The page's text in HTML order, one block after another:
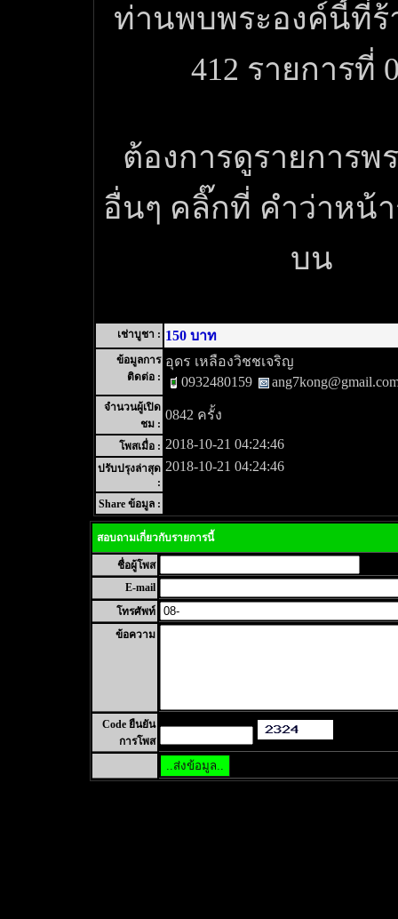
ท่านพบพระองค์นี้ที่ร้
412 รายการที่
ต้องการดูรายการพ
อื่นๆ คลิ๊กที่ คำว่าหน้
บน
เช่าบูชา : 150 บาท
ข้อมูลการ
ติดต่อ :
อุดร เหลืองวิชชเจริญ
0932480159
จำนวนผู้เปิด
ชม :
0842 ครั้ง
โพสเมื่อ : 2018-10-21 04:24:46
ปรับปรุงล่าสุด
:
2018-10-21 04:24:46
Share ข้อมูล :
สอบถามเกี่ยวกับรายการนี้
ชื่อผู้โพส
E-mail
โทรศัพท์
ข้อความ
Code ยืนยัน
การโพส